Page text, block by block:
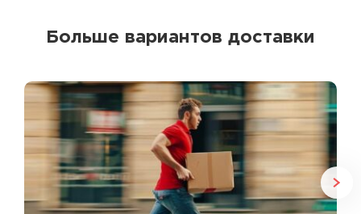
Больше вариантов доставки